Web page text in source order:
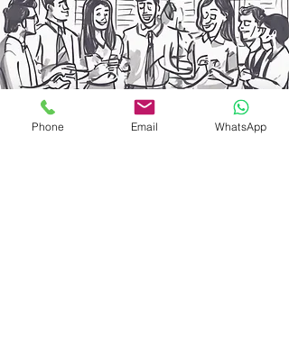
Phone Email WhatsApp